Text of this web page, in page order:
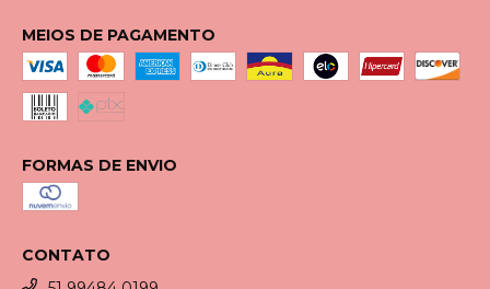
MEIOS DE PAGAMENTO
FORMAS DE ENVIO
CONTATO